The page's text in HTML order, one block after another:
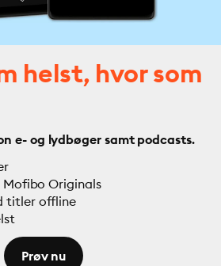
helst, hvor som
e- og lydbøger samt podcasts.
Mofibo Originals
titler offline
Prøv nu